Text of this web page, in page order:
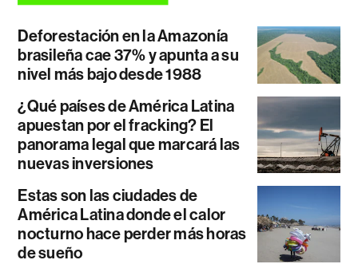
Deforestación en la Amazonía
brasileña cae 37% y apunta a su
nivel más bajo desde 1988
¿Qué países de América Latina
apuestan por el fracking? El
panorama legal que marcará las
nuevas inversiones
Estas son las ciudades de
América Latina donde el calor
nocturno hace perder más horas
de sueño